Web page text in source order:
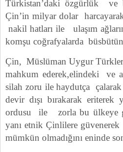
Türkistan’daki özgürlük ve
Çin’in milyar dolar
nakil hatları ile ulaşım
komşu coğrafyalarda
Çin, Müslüman Uygur
mahkum ederek,elindeki ve
silah zoru ile haydutça
devir dışı bırakarak
ordusu ile zorla bu ülkeye
yanı etnik Çinlilere
mümkün olmadığını eninde